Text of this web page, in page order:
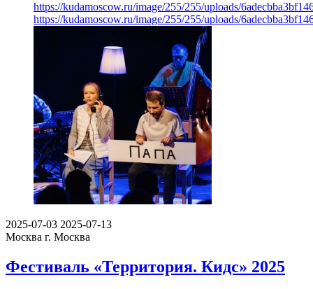
https://kudamoscow.ru/image/255/255/uploads/
https://kudamoscow.ru/image/255/255/uploads/
2025-07-03 2025-07-13
Москва г. Москва
Фестиваль «Территория. Кидс» 2025